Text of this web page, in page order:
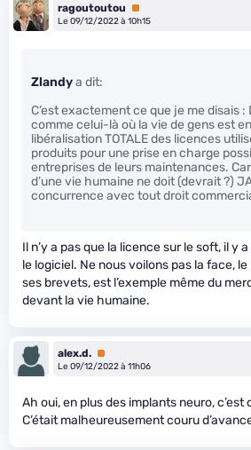
ragoutoutou
Premium
Le 09/12/2022 à 10h15
Zlandya dit:
C’est exactement ce que je me disais :
comme celui-là où la vie de gens est
libéralisation TOTALE des licences
produits pour une prise en charge
entreprises de leurs maintenances.
d’une vie humaine ne doit (devrait ?)
concurrence avec tout droit
Il n’y a pas que la licence sur le soft, il y
le logiciel. Ne nous voilons pas la face,
ses brevets, est l’exemple même du
devant la vie humaine.
alex.d. Premium
Le 09/12/2022 à 11h06
Ah oui, en plus des implants neuro,
C’était malheureusement couru